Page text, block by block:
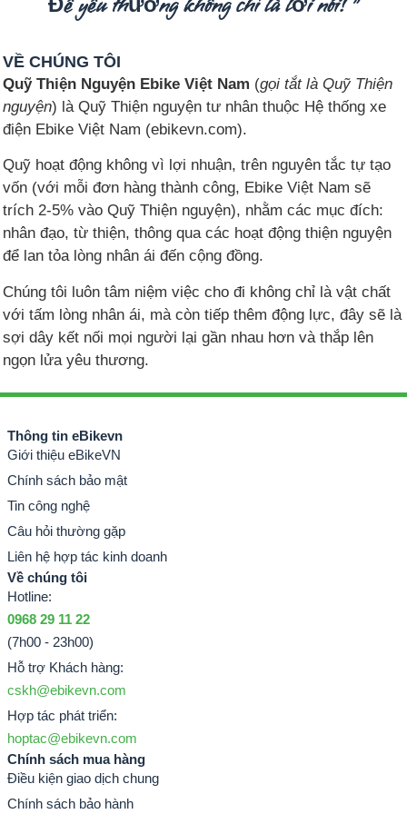
VỀ CHÚNG TÔI
Quỹ Thiện Nguyện Ebike Việt Nam (gọi tắt là Quỹ Thiện
nguyện) là Quỹ Thiện nguyện tư nhân thuộc Hệ thống xe
điện Ebike Việt Nam (ebikevn.com).
Quỹ hoạt động không vì lợi nhuận, trên nguyên tắc tự tạo
vốn (với mỗi đơn hàng thành công, Ebike Việt Nam sẽ
trích 2-5% vào Quỹ Thiện nguyện), nhằm các mục đích:
nhân đạo, từ thiện, thông qua các hoạt động thiện nguyện
để lan tỏa lòng nhân ái đến cộng đồng.
Chúng tôi luôn tâm niệm việc cho đi không chỉ là vật chất
với tấm lòng nhân ái, mà còn tiếp thêm động lực, đây sẽ là
sợi dây kết nối mọi người lại gần nhau hơn và thắp lên
ngọn lửa yêu thương.
Thông tin eBikevn
Giới thiệu eBikeVN
Chính sách bảo mật
Tin công nghệ
Câu hỏi thường gặp
Liên hệ hợp tác kinh doanh
Về chúng tôi
Hotline:
0968 29 11 22
(7h00 - 23h00)
Hỗ trợ Khách hàng:
cskh@ebikevn.com
Hợp tác phát triển:
hoptac@ebikevn.com
Chính sách mua hàng
Điều kiện giao dịch chung
Chính sách bảo hành